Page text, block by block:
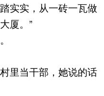
实实，从一砖一瓦做
厦。”
里当干部，她说的话